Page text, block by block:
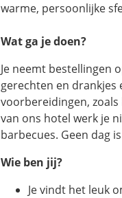
warme, persoonlijke
Wat ga je doen?
Je neemt bestellingen
gerechten en drankjes
voorbereidingen, zoals
van ons hotel werk je
barbecues. Geen dag
Wie ben jij?
Je vindt het leuk